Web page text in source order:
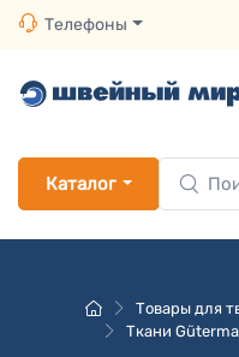
Телефоны
Каталог
Товары для
Ткани